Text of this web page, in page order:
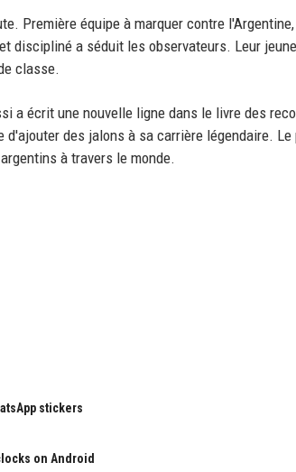
Première équipe à marquer contre
a séduit les observateurs. Leur
classe.
a écrit une nouvelle ligne dans le livre des
des jalons à sa carrière légendaire.
à travers le monde.
stickers
on Android